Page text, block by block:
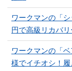
ワークマンの「
円で高級リカバ
ワークマンの「
様でイチオシ！